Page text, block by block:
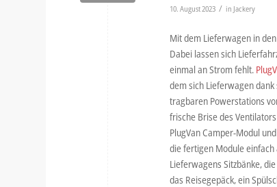
10. August 2023 / in Jackery
Mit dem Lieferwagen in
Dabei lassen sich
einmal an Strom fehlt.
dem sich Lieferwagen
tragbaren Powerstations
frische Brise des
PlugVan Camper-Modul
die fertigen Module einfach
Lieferwagens Sitzbänke,
das Reisegepäck, ein